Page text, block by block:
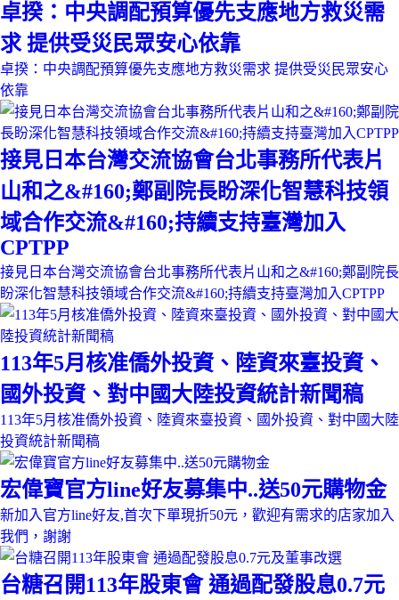
卓揆：中央調配預算優先支應地方救災需
求 提供受災民眾安心依靠
卓揆：中央調配預算優先支應地方救災需求 提供受災民眾安心
依靠
接見日本台灣交流協會台北事務所代表片
山和之&#160;鄭副院長盼深化智慧科技領
域合作交流&#160;持續支持臺灣加入
CPTPP
接見日本台灣交流協會台北事務所代表片山和之&#160;鄭副院長
盼深化智慧科技領域合作交流&#160;持續支持臺灣加入CPTPP
113年5月核准僑外投資、陸資來臺投資、
國外投資、對中國大陸投資統計新聞稿
113年5月核准僑外投資、陸資來臺投資、國外投資、對中國大陸
投資統計新聞稿
宏偉寶官方line好友募集中..送50元購物金
新加入官方line好友,首次下單現折50元，歡迎有需求的店家加入
我們，謝謝
台糖召開113年股東會 通過配發股息0.7元